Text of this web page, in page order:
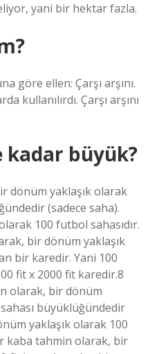
yani bir hektar fazla.
göre ellen: Çarşı arşını.
kullanılırdı. Çarşı arşını
kadar büyük?
dönüm yaklaşık olarak
(sadece saha).
100 futbol sahasıdır.
bir dönüm yaklaşık
bir karedir. Yani 100
fit x 2000 fit karedir.8
olarak, bir dönüm
büyüklüğündedir
yaklaşık olarak 100
kaba tahmin olarak, bir